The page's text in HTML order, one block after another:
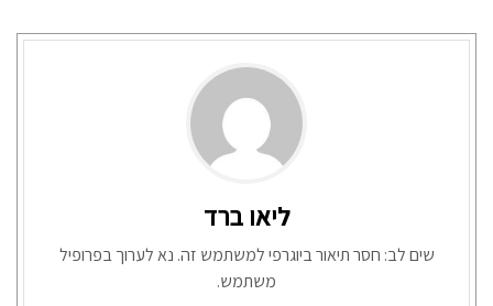
ליאו ברד
שים לב: חסר תיאור ביוגרפי למשתמש זה. נא לערוך בפרופיל
משתמש.